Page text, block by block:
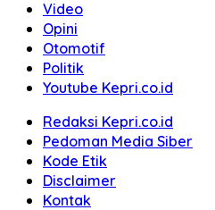
Video
Opini
Otomotif
Politik
Youtube Kepri.co.id
Redaksi Kepri.co.id
Pedoman Media Siber
Kode Etik
Disclaimer
Kontak